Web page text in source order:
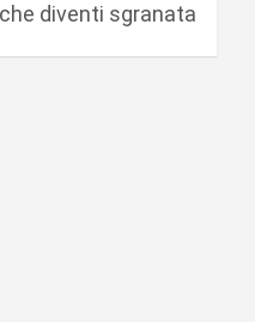
diventi sgranata